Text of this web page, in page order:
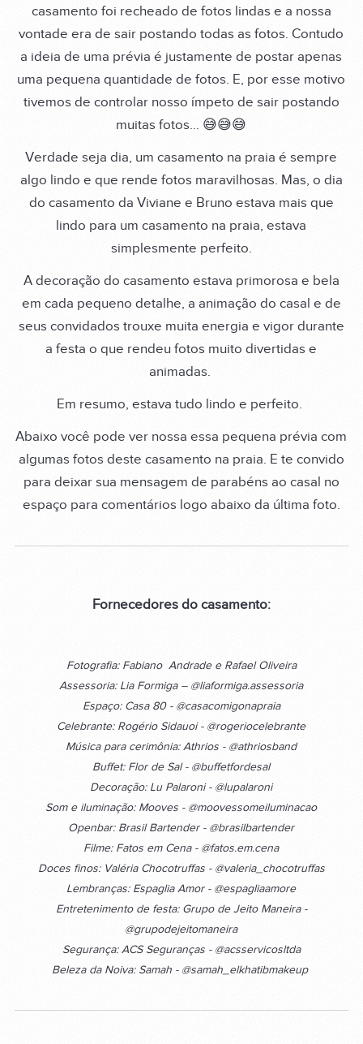
casamento foi recheado de fotos lindas e a nossa
vontade era de sair postando todas as fotos. Contudo
a ideia de uma prévia é justamente de postar apenas
uma pequena quantidade de fotos. E, por esse motivo
tivemos de controlar nosso ímpeto de sair postando
muitas fotos... 😅😅😅
Verdade seja dia, um casamento na praia é sempre
algo lindo e que rende fotos maravilhosas. Mas, o dia
do casamento da Viviane e Bruno estava mais que
lindo para um casamento na praia, estava
simplesmente perfeito.
A decoração do casamento estava primorosa e bela
em cada pequeno detalhe, a animação do casal e de
seus convidados trouxe muita energia e vigor durante
a festa o que rendeu fotos muito divertidas e
animadas.
Em resumo, estava tudo lindo e perfeito.
Abaixo você pode ver nossa essa pequena prévia com
algumas fotos deste casamento na praia. E te convido
para deixar sua mensagem de parabéns ao casal no
espaço para comentários logo abaixo da última foto.
Fornecedores do casamento:
Fotografia: Fabiano Andrade e Rafael Oliveira
Assessoria: Lia Formiga – @liaformiga.assessoria
Espaço: Casa 80 - @casacomigonapraia
Celebrante: Rogério Sidauoi - @rogeriocelebrante
Música para cerimônia: Athrios - @athriosband
Buffet: Flor de Sal - @buffetfordesal
Decoração: Lu Palaroni - @lupalaroni
Som e iluminação: Mooves - @moovessomeiluminacao
Openbar: Brasil Bartender - @brasilbartender
Filme: Fatos em Cena - @fatos.em.cena
Doces finos: Valéria Chocotruffas - @valeria_chocotruffas
Lembranças: Espaglia Amor - @espagliaamore
Entretenimento de festa: Grupo de Jeito Maneira -
@grupodejeitomaneira
Segurança: ACS Seguranças - @acsservicosltda
Beleza da Noiva: Samah - @samah_elkhatibmakeup